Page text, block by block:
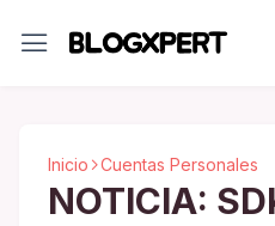
Inicio Cuentas Personales
NOTICIA: